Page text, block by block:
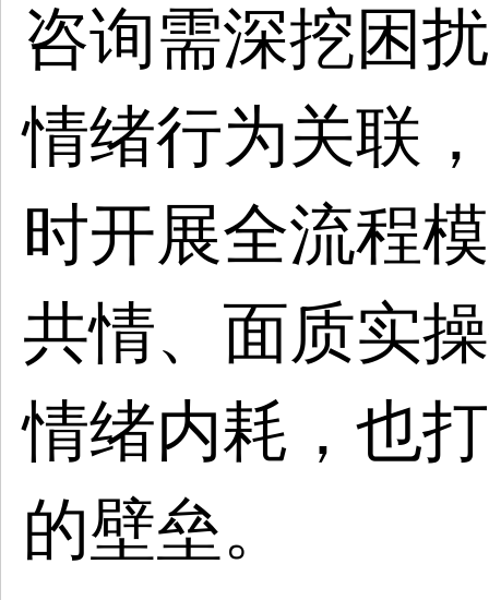
咨询需深挖困
情绪行为关联
时开展全流程
共情、面质实
情绪内耗，也
的壁垒。